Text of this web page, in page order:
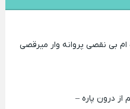
بی نقصی پروانه وار میرقصی
از درون پاره –